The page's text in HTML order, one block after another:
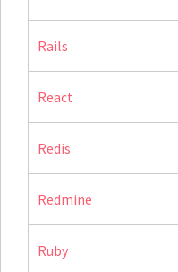
Rails
React
Redis
Redmine
Ruby